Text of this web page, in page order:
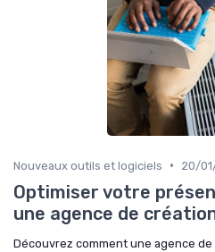
Nouveaux outils et logiciels • 20/
Optimiser votre
une agence de
Découvrez comment une agence